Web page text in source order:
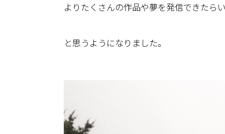
よりたくさんの作品や夢を発信できたら
と思うようになりました。